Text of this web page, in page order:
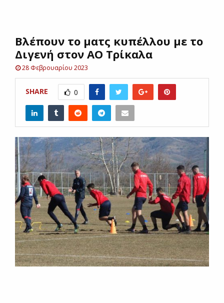
UΒλέπουν το ματς κυπέλλου με το
Διγενή στον ΑΟ Τρίκαλα
28 Φεβρουαρίου 2023
SHARE 0